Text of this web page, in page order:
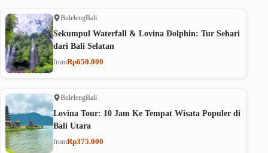
BulelengBali
Sekumpul Waterfall & Lovina Dolphin: Tur Sehari
dari Bali Selatan
fromRp650.000
BulelengBali
Lovina Tour: 10 Jam Ke Tempat Wisata Populer di
Bali Utara
fromRp375.000